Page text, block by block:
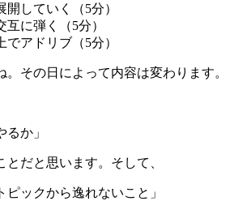
開していく（5分）
互に弾く（5分）
でアドリブ（5分）
。その日によって内容は変わります。
るか」
とだと思います。そして、
ピックから逸れないこと」